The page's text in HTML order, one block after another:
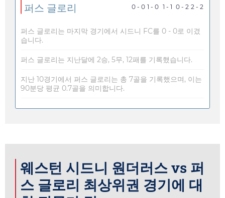
퍼스 글로리 0 - 0 1 - 0 1 - 1 0 - 2 2 - 2
퍼스 글로리는 마지막 경기에서 시드니 FC를 0 - 0로 이겼
습니다.
퍼스 글로리는 지난달에 2승, 5무, 12패를 기록했습니다.
지난 10경기에서 퍼스 글로리는 총 7골을 기록했으며, 이는
90분당 평균 0.7골을 의미합니다.
웨스턴 시드니 원더러스 vs 퍼
스 글로리 최상위권 경기에 대